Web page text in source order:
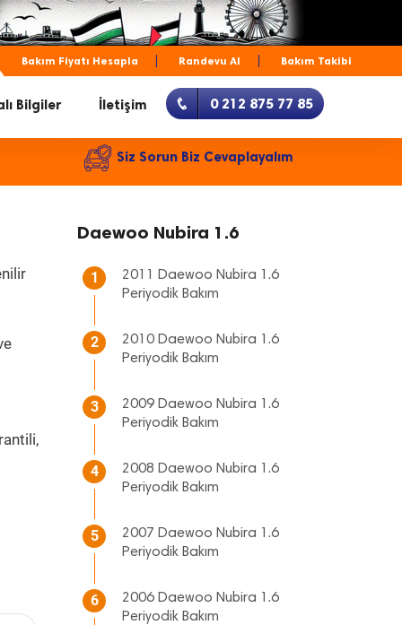
Bakım Fiyatı Hesapla Randevu Al Bakım Takibi
Bilgiler İletişim 0 212 875 77 85
Siz Sorun Biz Cevaplayalım
Daewoo Nubira 1.6
1
2011 Daewoo Nubira 1.6
Periyodik Bakım
2
2010 Daewoo Nubira 1.6
Periyodik Bakım
3
2009 Daewoo Nubira 1.6
Periyodik Bakım
4
2008 Daewoo Nubira 1.6
Periyodik Bakım
5
2007 Daewoo Nubira 1.6
Periyodik Bakım
6
2006 Daewoo Nubira 1.6
Periyodik Bakım